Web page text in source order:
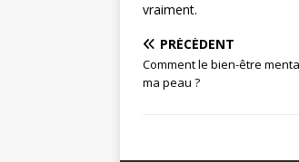
vraiment.
PRÉCÉDENT
Comment le bien-être
ma peau ?